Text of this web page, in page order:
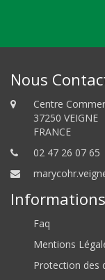
Nous
Centre
37250 VEIGNE
FRANCE
02 47 26 07 65
Informations
Faq
Mentions
Protection des